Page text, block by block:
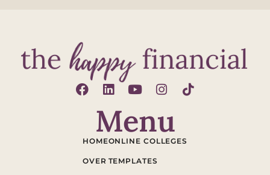
Menu
HOME
OVER
ONLINE COLLEGES
TEMPLATES